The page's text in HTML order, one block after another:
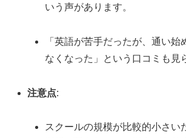
いう声があります。
「英語が苦手だったが、通い始
なくなった」という口コミも見
注意点:
スクールの規模が比較的小さい